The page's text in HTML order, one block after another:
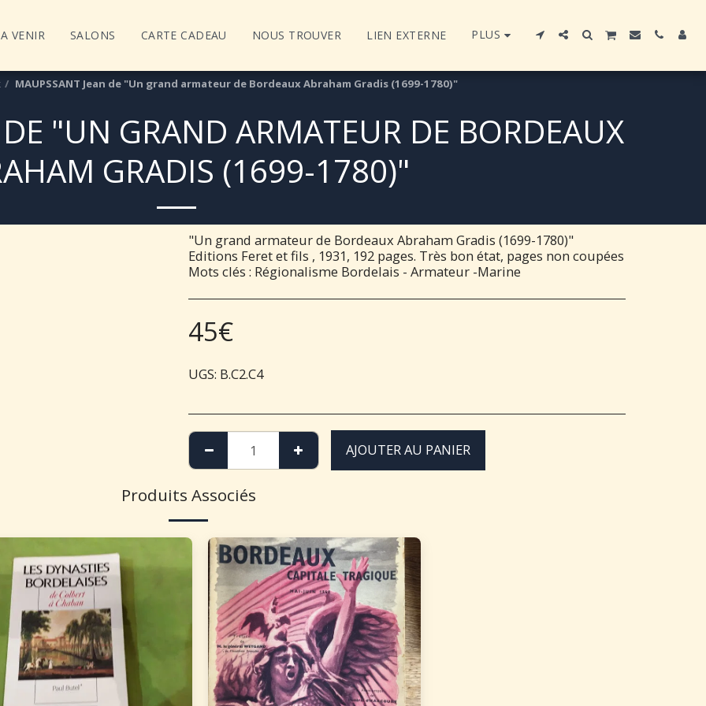
VENIR SALONS CARTE CADEAU NOUS TROUVER LIEN EXTERNE PLUS
MAUPSSANT Jean de "Un grand armateur de Bordeaux Abraham Gradis (1699-1780)"
"UN GRAND ARMATEUR DE BORDEAUX
GRADIS (1699-1780)"
"Un grand armateur de Bordeaux Abraham Gradis (1699-1780)"
Editions Feret et fils , 1931, 192 pages. Très bon état, pages non coupées
Mots clés : Régionalisme Bordelais - Armateur -Marine
45€
UGS: B.C2.C4
AJOUTER AU PANIER
Produits Associés